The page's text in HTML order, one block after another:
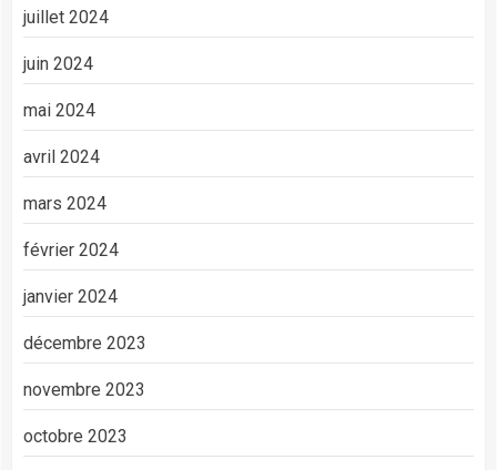
juillet 2024
juin 2024
mai 2024
avril 2024
mars 2024
février 2024
janvier 2024
décembre 2023
novembre 2023
octobre 2023